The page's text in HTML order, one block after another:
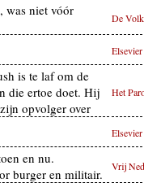
was niet vóór
De
Elsevier
is te laf om de
die ertoe doet. Hij
opvolger over
Het
Elsevier
en nu.
burger en militair.
Vrij